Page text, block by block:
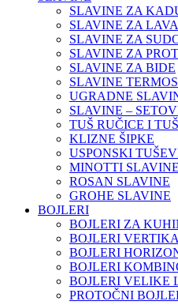
SLAVINE ZA
SLAVINE ZA
SLAVINE ZA
SLAVINE ZA
SLAVINE ZA BIDE
SLAVINE
UGRADNE
SLAVINE –
TUŠ RUČICE I
KLIZNE ŠIPKE
USPONSKI
MINOTTI SLAVINE
ROSAN SLAVINE
GROHE SLAVINE
BOJLERI
BOJLERI ZA
BOJLERI
BOJLERI
BOJLERI
BOJLERI VELIKE
PROTOČNI